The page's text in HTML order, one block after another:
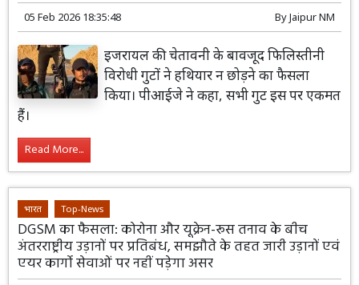
05 Feb 2026 18:35:48 ByJaipur NM
इजरायल की चेतावनी के बावजूद फिलिस्तीनी
विरोधी गुटों ने हथियार न छोड़ने का फैसला
किया। पीआईजे ने कहा, सभी गुट इस पर एकमत
हैं।
Read More...
भारत Top-News
DGSM का फैसला: कोरोना और यूक्रेन-रूस तनाव के बीच
अंतरराष्ट्रीय उड़ानों पर प्रतिबंध, समझौते के तहत जारी उड़ानों एवं
एयर कार्गो सेवाओं पर नहीं पड़ेगा असर